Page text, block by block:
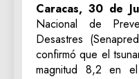
Caracas, 30 de
Nacional de
Desastres
confirmó que el
magnitud 8,2 en